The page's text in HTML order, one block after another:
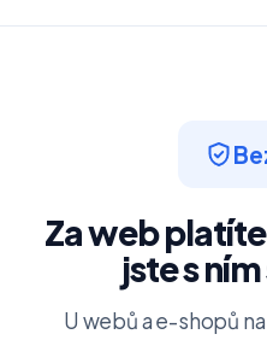
Za web
jste s
U webů a e-shopů